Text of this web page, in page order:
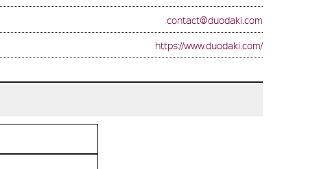
contact@duodaki.com
https://www.duodaki.com/